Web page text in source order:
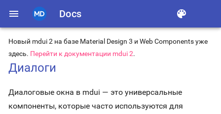
menu Docs color_lens
Новый mdui 2 на базе Material Design 3 и Web Components уже
здесь. Перейти к документации mdui 2.
Диалоги
Диалоговые окна в mdui — это универсальные
компоненты, которые часто используются для